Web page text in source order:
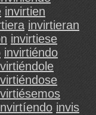
invirtien
invirtieran
invirtiese
invirtiéndo
invis